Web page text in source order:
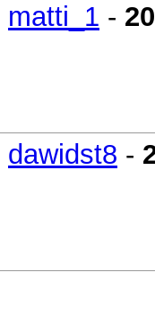
matti_1 -
dawidst8 -